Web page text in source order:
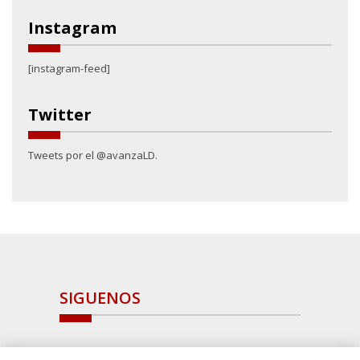
Instagram
[instagram-feed]
Twitter
Tweets por el @avanzaLD.
SIGUENOS